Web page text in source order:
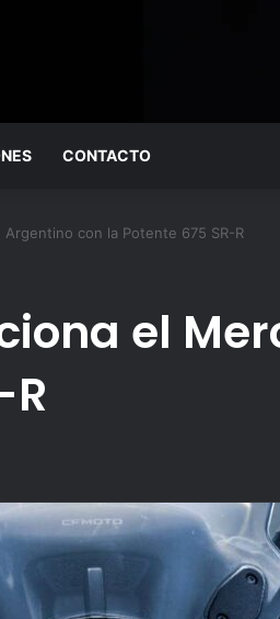
CONTACTO
con la Potente 675 SR-R
el